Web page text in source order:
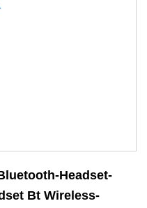
Headset-
Bt Wireless-